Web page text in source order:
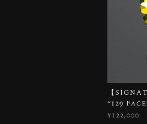
【
“129
¥122,000